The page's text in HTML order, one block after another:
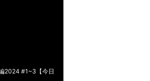
2024 #1~3【今日